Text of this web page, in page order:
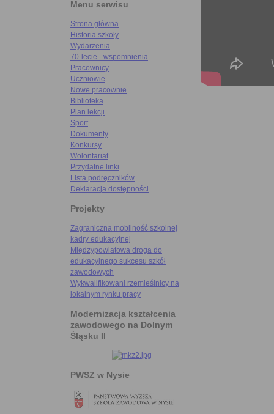
Menu serwisu
Strona główna
Historia szkoły
Wydarzenia
70-lecie - wspomnienia
Pracownicy
Uczniowie
Nowe pracownie
Biblioteka
Plan lekcji
Sport
Dokumenty
Konkursy
Wolontariat
Przydatne linki
Lista podręczników
Deklaracja dostępności
Projekty
Zagraniczna mobilność szkolnej
kadry edukacyjnej
Międzypowiatowa droga do
edukacyjnego sukcesu szkół
zawodowych
Wykwalifikowani rzemieślnicy na
lokalnym rynku pracy
Modernizacja kształcenia
zawodowego na Dolnym
Śląsku II
PWSZ w Nysie